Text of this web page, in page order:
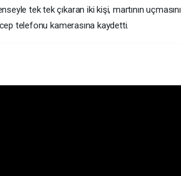
tek tek çıkaran iki kişi, martının uçmasını
telefonu kamerasına kaydetti.